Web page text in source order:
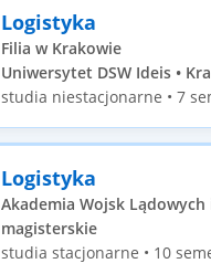
Logistyka
Filia w Krakowie
Uniwersytet DSW Ideis •
studia niestacjonarne • 7
Logistyka
Akademia Wojsk Lądowych
magisterskie
studia stacjonarne • 10